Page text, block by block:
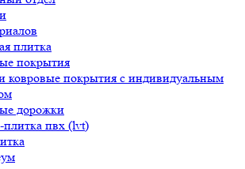
плитка
покрытия
ковровые покрытия с индивидуальным
дорожки
пвх (lvt)